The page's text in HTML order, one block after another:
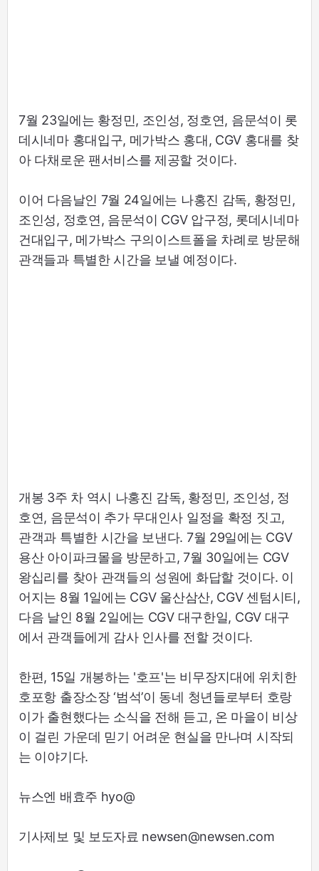
7월 23일에는 황정민, 조인성, 정호연, 음문석이 롯
데시네마 홍대입구, 메가박스 홍대, CGV 홍대를 찾
아 다채로운 팬서비스를 제공할 것이다.
이어 다음날인 7월 24일에는 나홍진 감독, 황정민,
조인성, 정호연, 음문석이 CGV 압구정, 롯데시네마
건대입구, 메가박스 구의이스트폴을 차례로 방문해
관객들과 특별한 시간을 보낼 예정이다.
개봉 3주 차 역시 나홍진 감독, 황정민, 조인성, 정
호연, 음문석이 추가 무대인사 일정을 확정 짓고,
관객과 특별한 시간을 보낸다. 7월 29일에는 CGV
용산 아이파크몰을 방문하고, 7월 30일에는 CGV
왕십리를 찾아 관객들의 성원에 화답할 것이다. 이
어지는 8월 1일에는 CGV 울산삼산, CGV 센텀시티,
다음 날인 8월 2일에는 CGV 대구한일, CGV 대구
에서 관객들에게 감사 인사를 전할 것이다.
한편, 15일 개봉하는 '호프'는 비무장지대에 위치한
호포항 출장소장 ‘범석’이 동네 청년들로부터 호랑
이가 출현했다는 소식을 전해 듣고, 온 마을이 비상
이 걸린 가운데 믿기 어려운 현실을 만나며 시작되
는 이야기다.
뉴스엔 배효주 hyo@
기사제보 및 보도자료 newsen@newsen.com